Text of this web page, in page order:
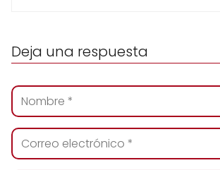
Deja una respuesta